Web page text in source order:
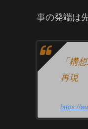
事の発端は
「構
再現
https://